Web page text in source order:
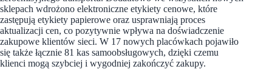
sklepach wdrożono elektroniczne etykiety cenowe, które
zastępują etykiety papierowe oraz usprawniają proces
aktualizacji cen, co pozytywnie wpływa na doświadczenie
zakupowe klientów sieci. W 17 nowych placówkach pojawiło
się także łącznie 81 kas samoobsługowych, dzięki czemu
klienci mogą szybciej i wygodniej zakończyć zakupy.